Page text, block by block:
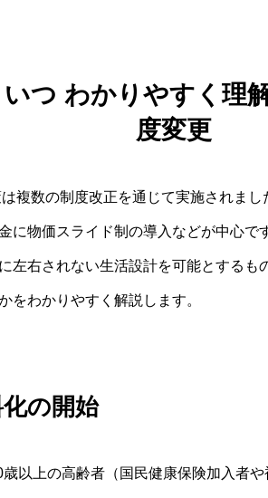
つ わかりやすく理
度変更
複数の制度改正を通じて実施されま
に物価スライド制の導入などが中心で
左右されない生活設計を可能とするも
をわかりやすく解説します。
の開始
以上の高齢者（国民健康保険加入者